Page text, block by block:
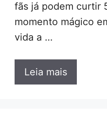
fãs já podem curtir
momento mágico
vida a …
Leia mais